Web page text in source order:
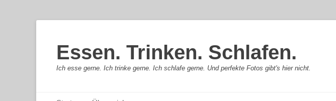
Essen. Trinken. Schlafen.
Ich esse gerne. Ich trinke gerne. Ich schlafe gerne. Und perfekte Fotos gibt's hier nicht.